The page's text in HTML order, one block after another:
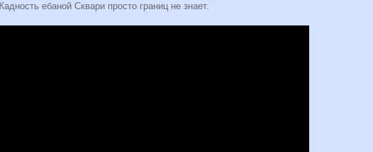
ебаной Сквари просто границ не знает.